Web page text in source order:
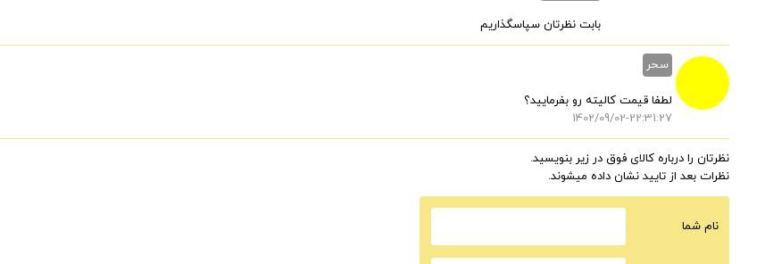
بابت نظرتان سپاسگذاریم
سحر
لطفا قیمت کالیته رو بفرمایید؟
1402/09/02-22:31:27
نظرتان را درباره کالای فوق در زیر بنویسید.
نظرات بعد از تایید نشان داده میشوند.
نام شما